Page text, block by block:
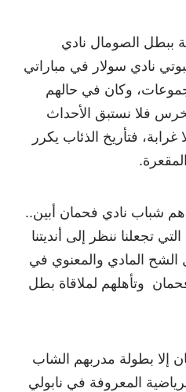
ببطل الصومال نادي
نادي سولار في مباراتي
وكان في حالهم
فلا نستبق الأحداث
غرابة، فتأريخ الذئاب يكرر
هم شباب نادي فحمان أبين..
تجعلنا ننظر إلى أنديتنا
الشح المادي والمعنوي في
وتأهلهم لملاقاة بطل
إلا بطولة مدربهم الشاب
المعروفة في نابولي